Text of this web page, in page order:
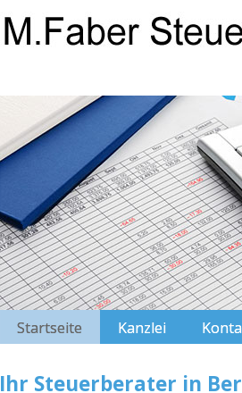
Startseite Kanzlei
Ihr Steuerberater in